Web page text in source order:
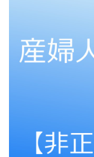
※提出いただきまし
で、ご了承願います。
選考方法
書類選考、面接